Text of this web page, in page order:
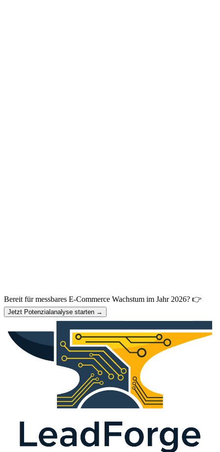
Bereit für messbares E-Commerce Wachstum im Jahr 2026? 👉
Jetzt Potenzialanalyse starten →